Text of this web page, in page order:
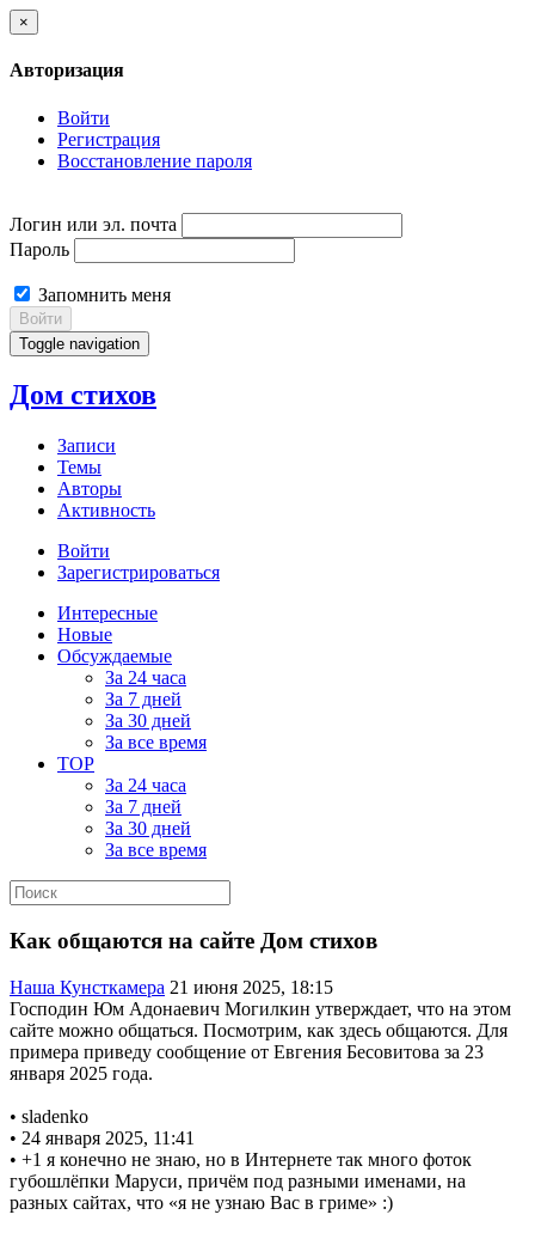
×
Авторизация
Войти
Регистрация
Восстановление пароля
Логин или эл. почта
Пароль
Запомнить меня
Войти
Toggle navigation
Дом стихов
Записи
Темы
Авторы
Активность
Войти
Зарегистрироваться
Интересные
Новые
Обсуждаемые
За 24 часа
За 7 дней
За 30 дней
За все время
TOP
За 24 часа
За 7 дней
За 30 дней
За все время
Как общаются на сайте Дом стихов
Наша Кунсткамера 21 июня 2025, 18:15
Господин Юм Адонаевич Могилкин утверждает, что на этом
сайте можно общаться. Посмотрим, как здесь общаются. Для
примера приведу сообщение от Евгения Бесовитова за 23
января 2025 года.
• sladenko
• 24 января 2025, 11:41
• +1 я конечно не знаю, но в Интернете так много фоток
губошлёпки Маруси, причём под разными именами, на
разных сайтах, что «я не узнаю Вас в гриме» :)